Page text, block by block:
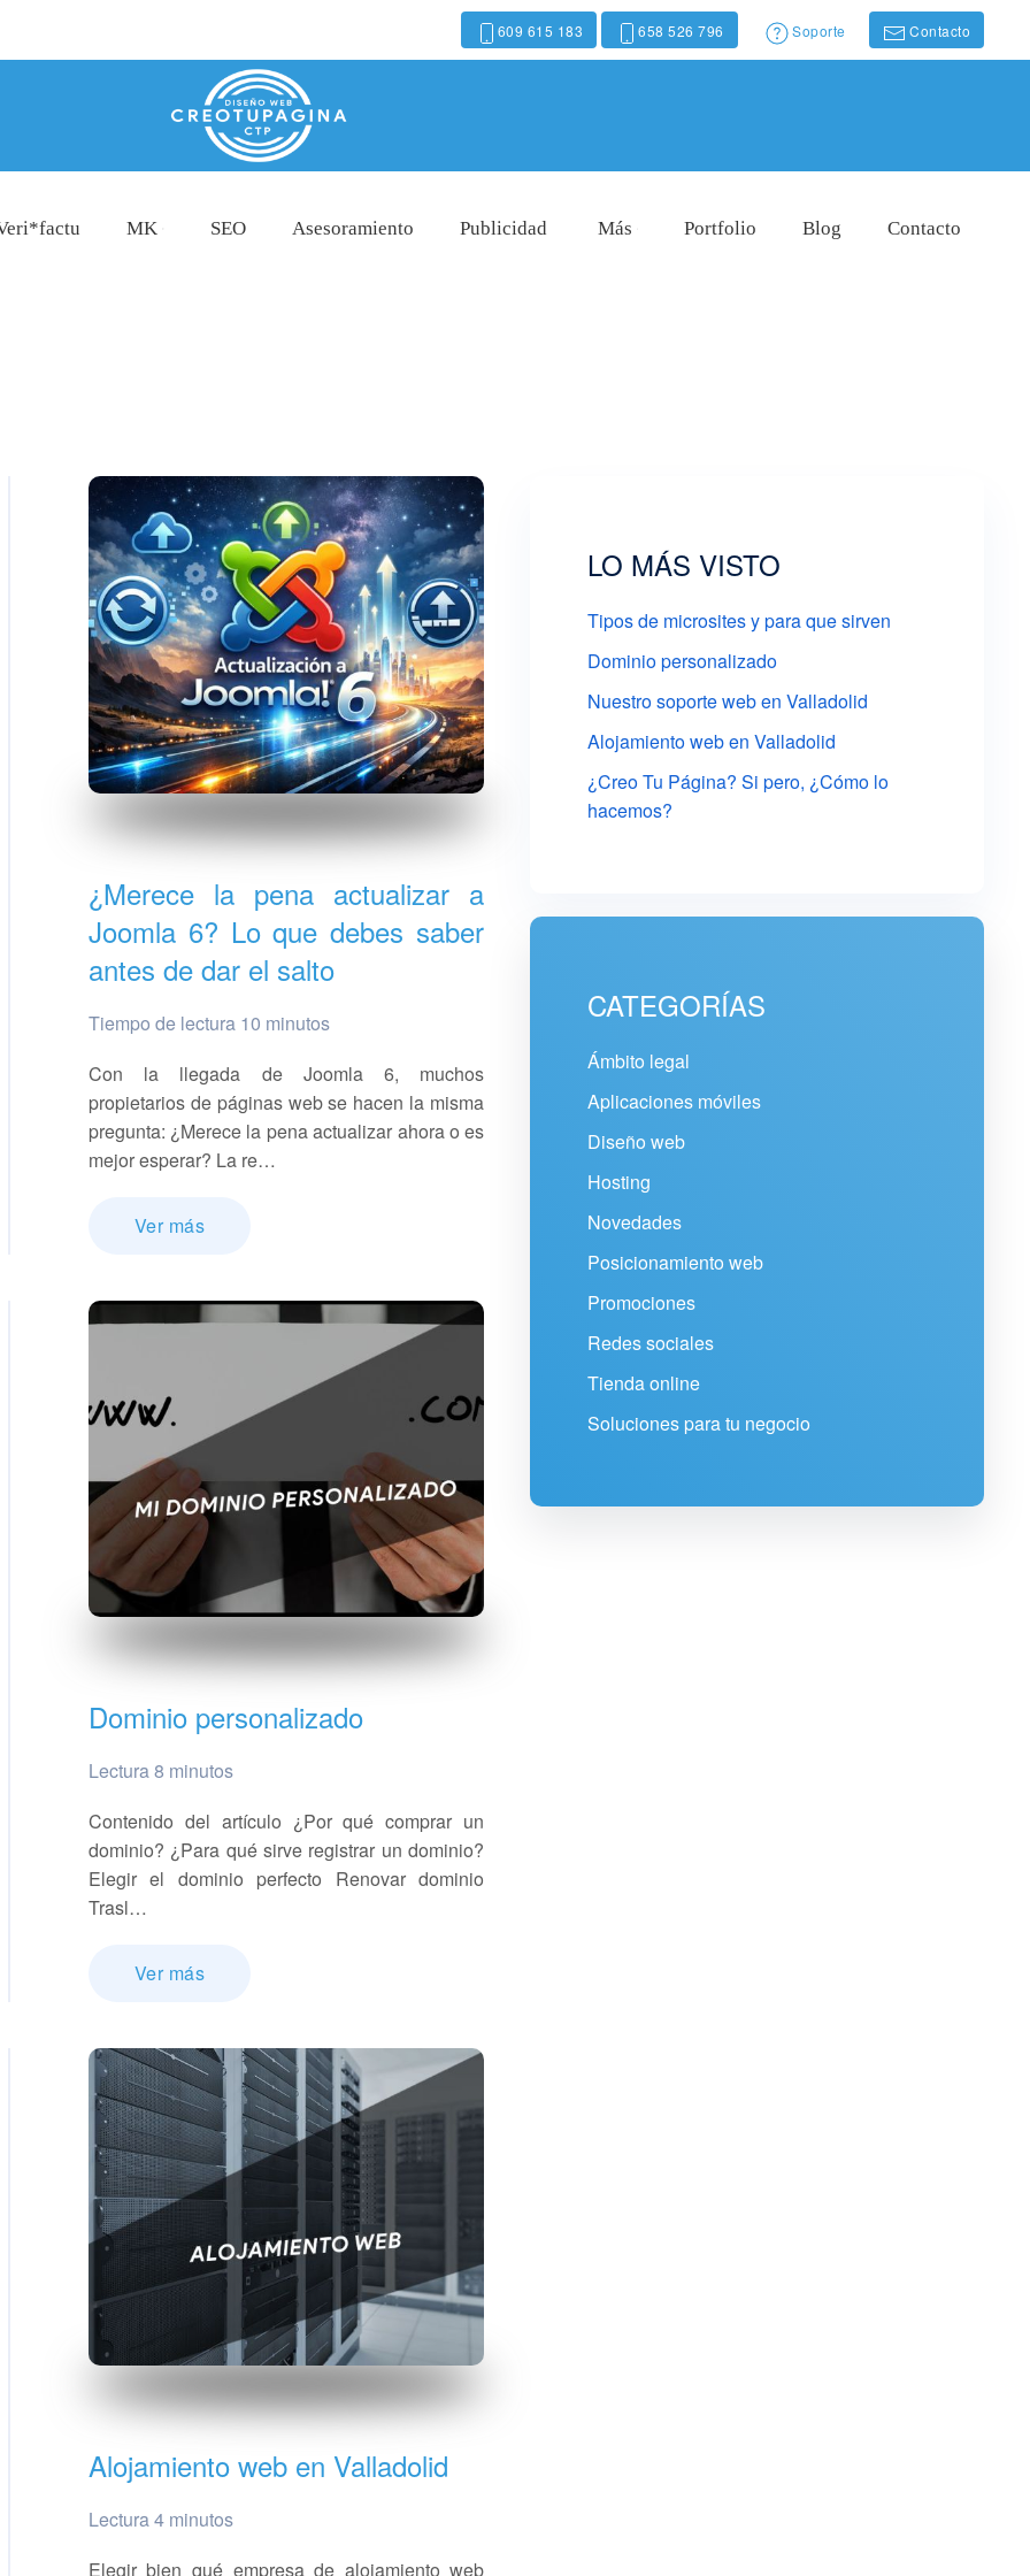
609 615 183 658 526 796 Soporte Contacto
MK SEO Asesoramiento Publicidad Más Portfolio Blog Contacto
¿Merece la pena actualizar a
Joomla 6? Lo que debes saber
antes de dar el salto
Tiempo de lectura 10 minutos
Con la llegada de Joomla 6, muchos
propietarios de páginas web se hacen la misma
pregunta: ¿Merece la pena actualizar ahora o es
mejor esperar? La re…
Ver más
Dominio personalizado
Lectura 8 minutos
Contenido del artículo ¿Por qué comprar un
dominio? ¿Para qué sirve registrar un dominio?
Elegir el dominio perfecto Renovar dominio
Trasl…
Ver más
Alojamiento web en Valladolid
Lectura 4 minutos
Elegir bien qué empresa de alojamiento web
LO MÁS VISTO
Tipos de microsites y para que sirven
Dominio personalizado
Nuestro soporte web en Valladolid
Alojamiento web en Valladolid
¿Creo Tu Página? Si pero, ¿Cómo lo
hacemos?
CATEGORÍAS
Ámbito legal
Aplicaciones móviles
Diseño web
Hosting
Novedades
Posicionamiento web
Promociones
Redes sociales
Tienda online
Soluciones para tu negocio